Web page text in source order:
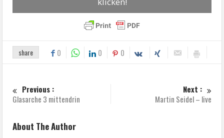
share 0 0 0
Previous :
Glasarche 3 mittendrin
Next :
Martin Seidel – live
About The Author